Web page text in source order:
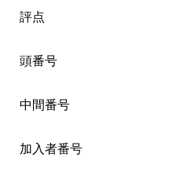
評点
頭番号
中間番号
加入者番号